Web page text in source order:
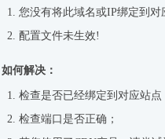
您没有将此域名或IP绑定到对
配置文件未生效!
如何解决：
检查是否已经绑定到对应站点
检查端口是否正确；